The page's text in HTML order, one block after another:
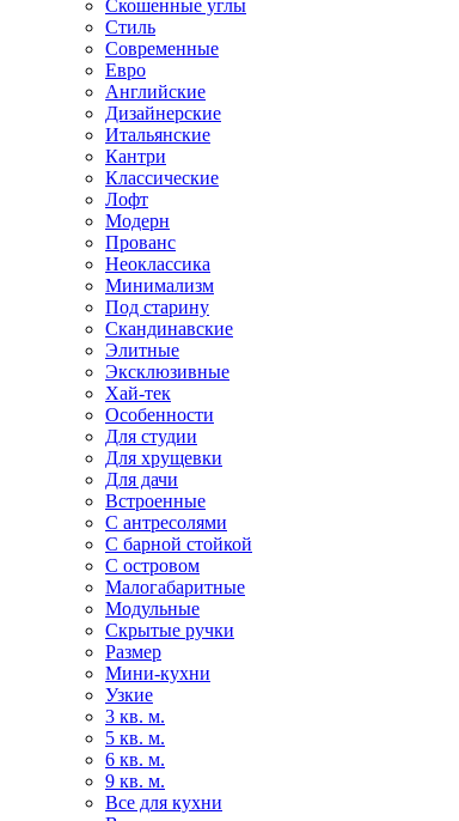
Скошенные углы
Стиль
Современные
Евро
Английские
Дизайнерские
Итальянские
Кантри
Классические
Лофт
Модерн
Прованс
Неоклассика
Минимализм
Под старину
Скандинавские
Элитные
Эксклюзивные
Хай-тек
Особенности
Для студии
Для хрущевки
Для дачи
Встроенные
С антресолями
С барной стойкой
С островом
Малогабаритные
Модульные
Скрытые ручки
Размер
Мини-кухни
Узкие
3 кв. м.
5 кв. м.
6 кв. м.
9 кв. м.
Все для кухни